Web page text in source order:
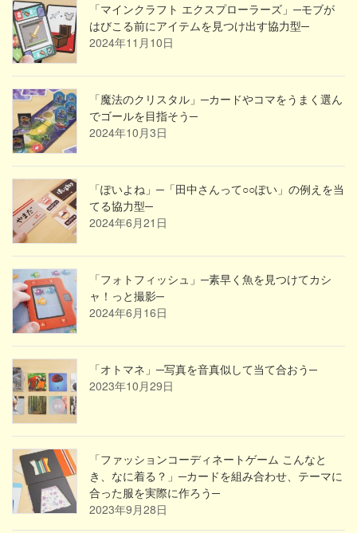
「マインクラフト エクスプローラーズ」─モブが
はびこる前にアイテムを見つけ出す協力型─
2024年11月10日
「魔法のクリスタル」─カードやコマをうまく選ん
でゴールを目指そう─
2024年10月3日
「ぽいよね」─「田中さんって○○ぽい」の例えを当
てる協力型─
2024年6月21日
「フォトフィッシュ」─素早く魚を見つけてカシ
ャ！っと撮影─
2024年6月16日
「オトマネ」─写真を音真似して当て合おう─
2023年10月29日
「ファッションコーディネートゲーム こんなと
き、なに着る？」─カードを組み合わせ、テーマに
合った服を実際に作ろう─
2023年9月28日